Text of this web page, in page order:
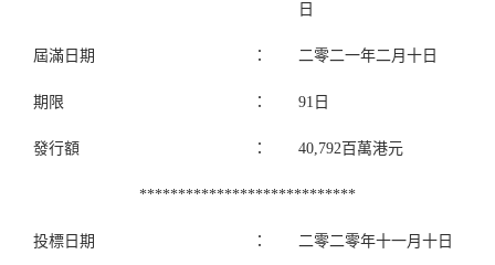
日
屆滿日期 ： 二零二一年二月十日
期限 ： 91日
發行額 ： 40,792百萬港元
****************************
投標日期 ： 二零二零年十一月十日